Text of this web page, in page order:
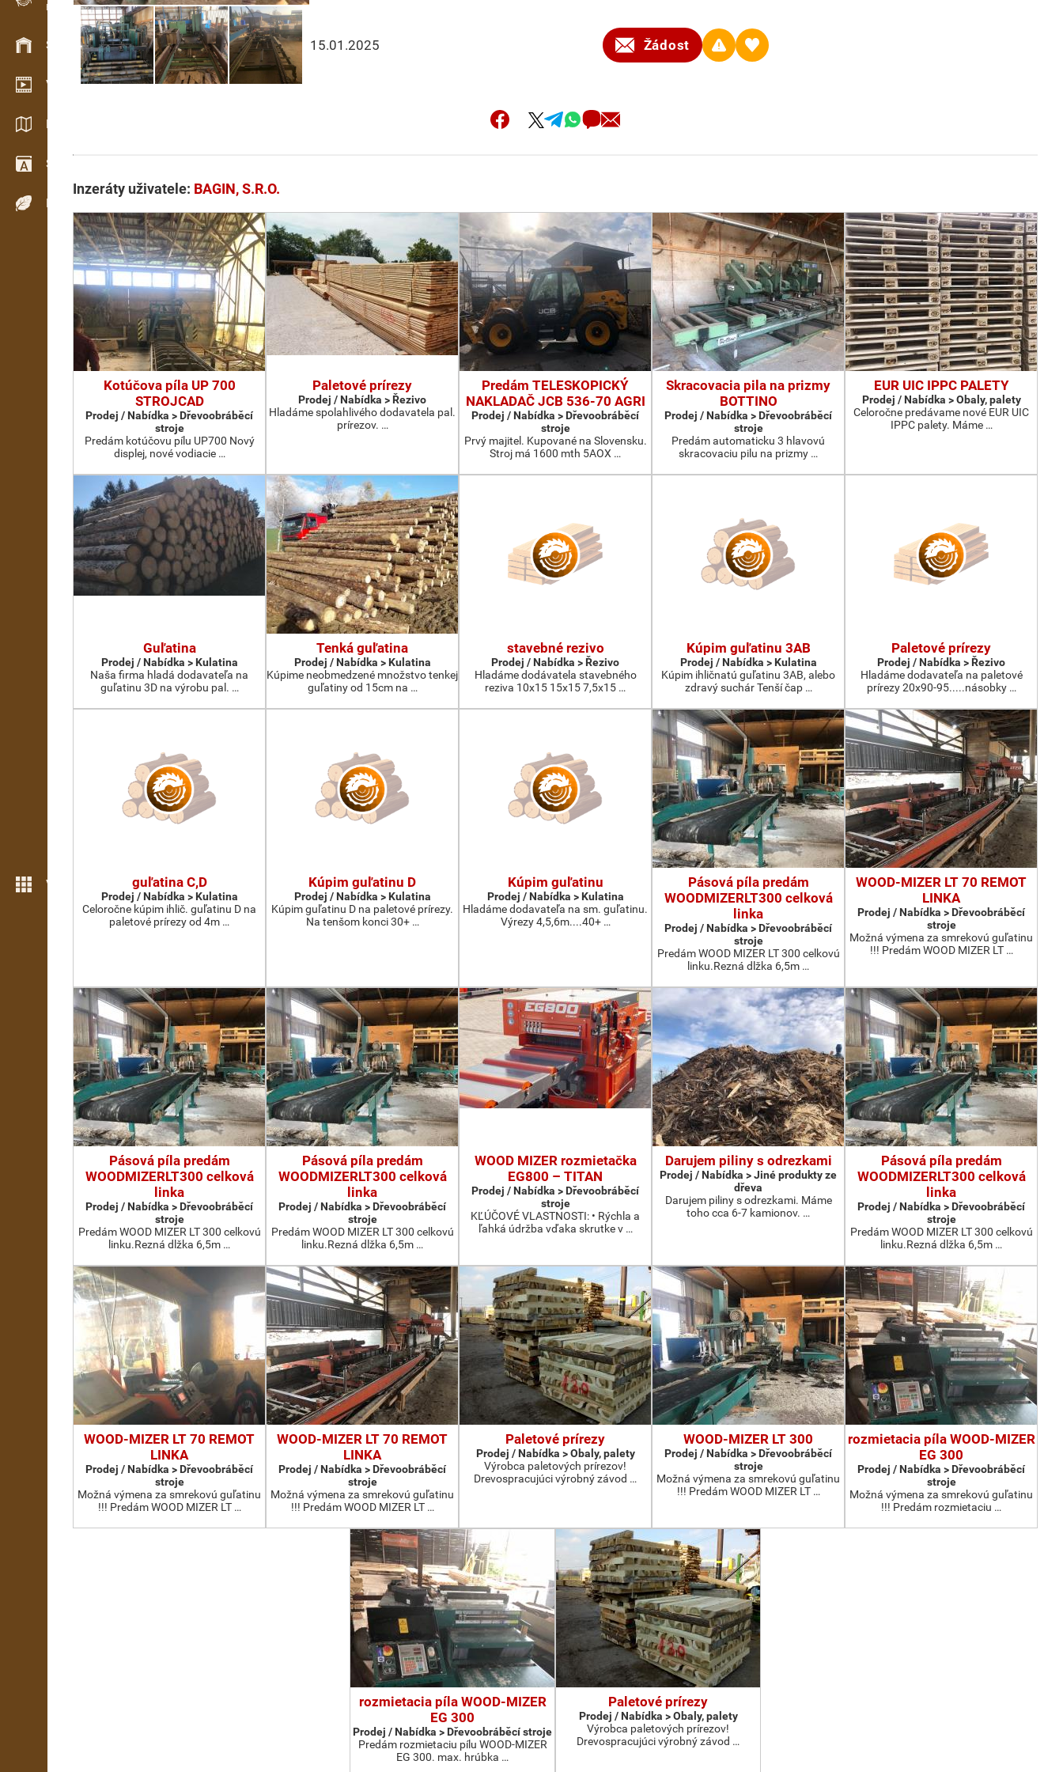
Evidence dřeva v terénu
Skladové hospodářství
Video showroom
Katalogy / Brožury
Slovník
Dřeviny
Více možností
15.01.2025 Žádost
Inzeráty uživatele: BAGIN, S.R.O.
Kotúčova píla UP 700
STROJCAD
Prodej / Nabídka > Dřevoobráběcí
stroje
Predám kotúčovu pílu UP700 Nový
displej, nové vodiacie …
Paletové prírezy
Prodej / Nabídka > Řezivo
Hladáme spolahlivého dodavatela pal.
prírezov. …
Predám TELESKOPICKÝ
NAKLADAČ JCB 536-70 AGRI
Prodej / Nabídka > Dřevoobráběcí
stroje
Prvý majitel. Kupované na Slovensku.
Stroj má 1600 mth 5AOX …
Skracovacia pila na prizmy
BOTTINO
Prodej / Nabídka > Dřevoobráběcí
stroje
Predám automaticku 3 hlavovú
skracovaciu pilu na prizmy …
EUR UIC IPPC PALETY
Prodej / Nabídka > Obaly, palety
Celoročne predávame nové EUR UIC
IPPC palety. Máme …
Guľatina
Prodej / Nabídka > Kulatina
Naša firma hladá dodavateľa na
guľatinu 3D na výrobu pal. …
Tenká guľatina
Prodej / Nabídka > Kulatina
Kúpime neobmedzené množstvo tenkej
guľatiny od 15cm na …
stavebné rezivo
Prodej / Nabídka > Řezivo
Hladáme dodávatela stavebného
reziva 10x15 15x15 7,5x15 …
Kúpim guľatinu 3AB
Prodej / Nabídka > Kulatina
Kúpim ihličnatú guľatinu 3AB, alebo
zdravý suchár Tenší čap …
Paletové prírezy
Prodej / Nabídka > Řezivo
Hladáme dodavateľa na paletové
prírezy 20x90-95.....násobky …
guľatina C,D
Prodej / Nabídka > Kulatina
Celoročne kúpim ihlič. guľatinu D na
paletové prírezy od 4m …
Kúpim guľatinu D
Prodej / Nabídka > Kulatina
Kúpim guľatinu D na paletové prírezy.
Na tenšom konci 30+ …
Kúpim guľatinu
Prodej / Nabídka > Kulatina
Hladáme dodavateľa na sm. guľatinu.
Výrezy 4,5,6m....40+ …
Pásová píla predám
WOODMIZERLT300 celková
linka
Prodej / Nabídka > Dřevoobráběcí
stroje
Predám WOOD MIZER LT 300 celkovú
linku.Rezná dlžka 6,5m …
WOOD-MIZER LT 70 REMOT
LINKA
Prodej / Nabídka > Dřevoobráběcí
stroje
Možná výmena za smrekovú guľatinu
!!! Predám WOOD MIZER LT …
Pásová píla predám
WOODMIZERLT300 celková
linka
Prodej / Nabídka > Dřevoobráběcí
stroje
Predám WOOD MIZER LT 300 celkovú
linku.Rezná dlžka 6,5m …
Pásová píla predám
WOODMIZERLT300 celková
linka
Prodej / Nabídka > Dřevoobráběcí
stroje
Predám WOOD MIZER LT 300 celkovú
linku.Rezná dlžka 6,5m …
WOOD MIZER rozmietačka
EG800 – TITAN
Prodej / Nabídka > Dřevoobráběcí
stroje
KĽÚČOVÉ VLASTNOSTI: • Rýchla a
ľahká údržba vďaka skrutke v …
Darujem piliny s odrezkami
Prodej / Nabídka > Jiné produkty ze
dřeva
Darujem piliny s odrezkami. Máme
toho cca 6-7 kamionov. …
Pásová píla predám
WOODMIZERLT300 celková
linka
Prodej / Nabídka > Dřevoobráběcí
stroje
Predám WOOD MIZER LT 300 celkovú
linku.Rezná dlžka 6,5m …
WOOD-MIZER LT 70 REMOT
LINKA
Prodej / Nabídka > Dřevoobráběcí
stroje
Možná výmena za smrekovú guľatinu
!!! Predám WOOD MIZER LT …
WOOD-MIZER LT 70 REMOT
LINKA
Prodej / Nabídka > Dřevoobráběcí
stroje
Možná výmena za smrekovú guľatinu
!!! Predám WOOD MIZER LT …
Paletové prírezy
Prodej / Nabídka > Obaly, palety
Výrobca paletových prírezov!
Drevospracujúci výrobný závod …
WOOD-MIZER LT 300
Prodej / Nabídka > Dřevoobráběcí
stroje
Možná výmena za smrekovú guľatinu
!!! Predám WOOD MIZER LT …
rozmietacia píla WOOD-MIZER
EG 300
Prodej / Nabídka > Dřevoobráběcí
stroje
Možná výmena za smrekovú guľatinu
!!! Predám rozmietaciu …
rozmietacia píla WOOD-MIZER
EG 300
Prodej / Nabídka > Dřevoobráběcí stroje
Predám rozmietaciu pílu WOOD-MIZER
EG 300. max. hrúbka …
Paletové prírezy
Prodej / Nabídka > Obaly, palety
Výrobca paletových prírezov!
Drevospracujúci výrobný závod …